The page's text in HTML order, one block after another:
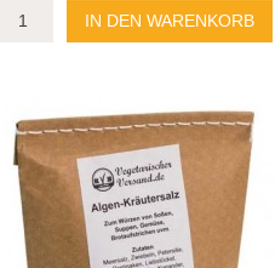
IN DEN WARENKORB